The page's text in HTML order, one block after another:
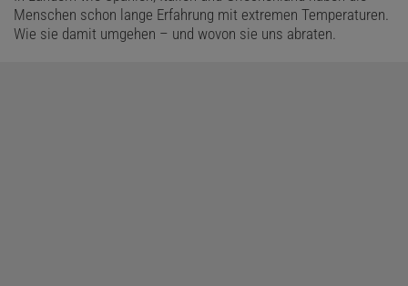
Menschen schon lange Erfahrung mit extremen Temperaturen.
Wie sie damit umgehen – und wovon sie uns abraten.